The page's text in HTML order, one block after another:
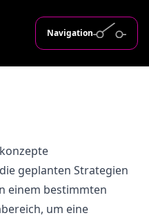
Navigation
geplanten Strategien
einem bestimmten
um eine